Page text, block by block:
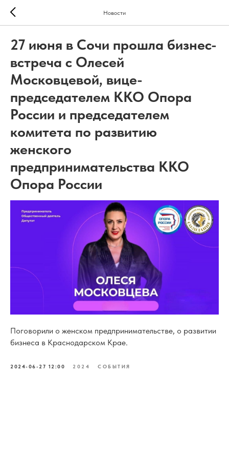
Новости
27 июня в Сочи прошла бизнес-
встреча с Олесей
Московцевой, вице-
председателем ККО Опора
России и председателем
комитета по развитию
женского
предпринимательства ККО
Опора России
Поговорили о женском предпринимательстве, о развитии
бизнеса в Краснодарском Крае.
2024-06-27 12:00 2024 СОБЫТИЯ